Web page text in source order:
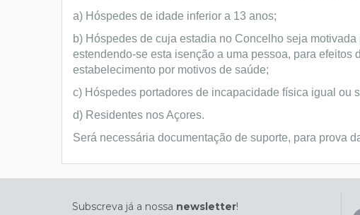
a) Hóspedes de idade inferior a 13 anos;
b) Hóspedes de cuja estadia no Concelho seja
estendendo-se esta isenção a uma pessoa, para
estabelecimento por motivos de saúde;
c) Hóspedes portadores de incapacidade física igual ou
d) Residentes nos Açores.
Será necessária documentação de suporte, para prova
Subscreva já a nossa newsletter!